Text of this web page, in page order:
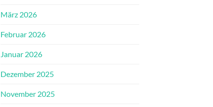
März 2026
Februar 2026
Januar 2026
Dezember 2025
November 2025